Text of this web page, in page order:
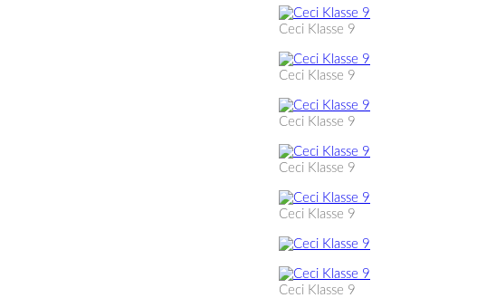
Ceci Klasse 9
Ceci Klasse 9
Ceci Klasse 9
Ceci Klasse 9
Ceci Klasse 9
Ceci Klasse 9